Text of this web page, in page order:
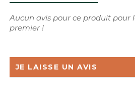
Aucun avis pour ce produit pour
premier !
JE LAISSE UN AVIS